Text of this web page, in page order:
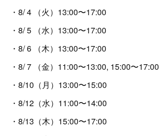
・8/ 4 （火）13:00〜17:00
・8/ 5 （水）13:00〜17:00
・8/ 6 （木）13:00〜17:00
・8/ 7 （金）11:00〜13:00, 15:00〜17:00
・8/10（月）13:00〜15:00
・8/12（水）11:00〜14:00
・8/13（木）15:00〜17:00